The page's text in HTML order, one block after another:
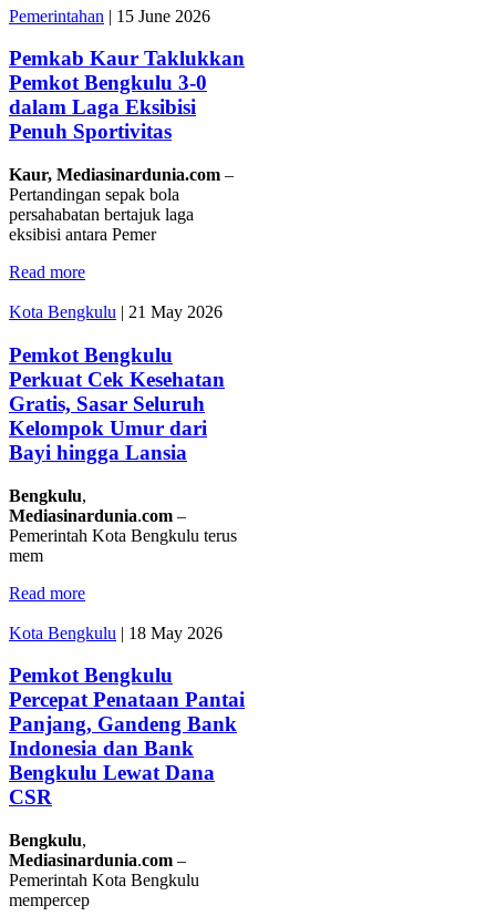
Pemerintahan | 15 June 2026
Pemkab Kaur Taklukkan
Pemkot Bengkulu 3-0
dalam Laga Eksibisi
Penuh Sportivitas
Kaur, Mediasinardunia.com –
Pertandingan sepak bola
persahabatan bertajuk laga
eksibisi antara Pemer
Read more
Kota Bengkulu | 21 May 2026
Pemkot Bengkulu
Perkuat Cek Kesehatan
Gratis, Sasar Seluruh
Kelompok Umur dari
Bayi hingga Lansia
Bengkulu,
Mediasinardunia.com –
Pemerintah Kota Bengkulu terus
mem
Read more
Kota Bengkulu | 18 May 2026
Pemkot Bengkulu
Percepat Penataan Pantai
Panjang, Gandeng Bank
Indonesia dan Bank
Bengkulu Lewat Dana
CSR
Bengkulu,
Mediasinardunia.com –
Pemerintah Kota Bengkulu
mempercep